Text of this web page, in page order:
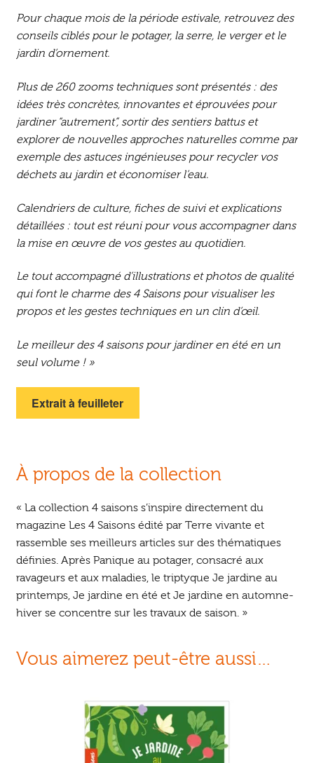
Pour chaque mois de la période estivale, retrouvez des
conseils ciblés pour le potager, la serre, le verger et le
jardin d’ornement.
Plus de 260 zooms techniques sont présentés : des
idées très concrètes, innovantes et éprouvées pour
jardiner “autrement”, sortir des sentiers battus et
explorer de nouvelles approches naturelles comme par
exemple des astuces ingénieuses pour recycler vos
déchets au jardin et économiser l’eau.
Calendriers de culture, fiches de suivi et explications
détaillées : tout est réuni pour vous accompagner dans
la mise en œuvre de vos gestes au quotidien.
Le tout accompagné d’illustrations et photos de qualité
qui font le charme des 4 Saisons pour visualiser les
propos et les gestes techniques en un clin d’œil.
Le meilleur des 4 saisons pour jardiner en été en un
seul volume ! »
Extrait à feuilleter
À propos de la collection
« La collection 4 saisons s’inspire directement du
magazine Les 4 Saisons édité par Terre vivante et
rassemble ses meilleurs articles sur des thématiques
définies. Après Panique au potager, consacré aux
ravageurs et aux maladies, le triptyque Je jardine au
printemps, Je jardine en été et Je jardine en automne-
hiver se concentre sur les travaux de saison. »
Vous aimerez peut-être aussi…